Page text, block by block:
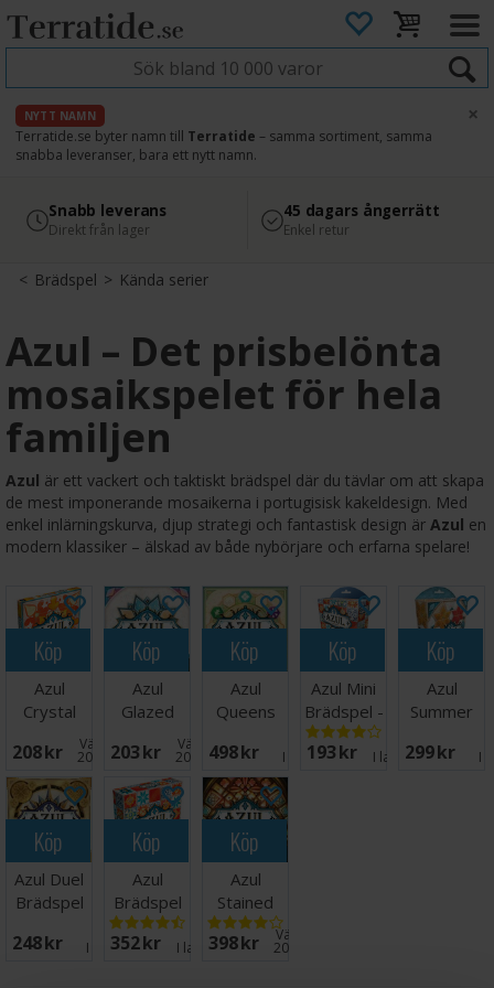
NYTT NAMN
Terratide.se byter namn till Terratide – samma sortiment, samma
snabba leveranser, bara ett nytt namn.
×
4.8
Läs omdömen på Google
Säker betalning
med Svea
Snabb leverans
Direkt från lager
45 dagars ångerrätt
Enkel retur
Brädspel> Kända serier
>
Azul – Det prisbelönta
mosaikspelet för hela
familjen
Azul är ett vackert och taktiskt brädspel där du tävlar om att skapa
de mest imponerande mosaikerna i portugisisk kakeldesign. Med
enkel inlärningskurva, djup strategi och fantastisk design är Azul en
modern klassiker – älskad av både nybörjare och erfarna spelare!
Köp
Azul
Crystal
Expansion
208 SEK Väntas in:
2026-09-30
Köp
Azul
Glazed
Expansion
203 SEK Väntas in:
2026-09-30
Köp
Azul
Queens
Brädspel
498 SEK I lager:1
Köp
Azul Mini
Brädspel -
Reseutgåva
193 SEK I lager:20+
Köp
Azul
Summer
Mini -
299 SEK I
Köp
Azul Duel
Brädspel
248 SEK I lager:2
Köp
Azul
Brädspel
352 SEK I lager:20+
Köp
Azul
Stained
Glass of
Sintra
398 SEK Väntas in:
2026-09-30